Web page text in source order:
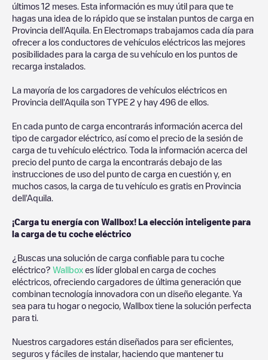
últimos 12 meses. Esta información es muy útil para que te
hagas una idea de lo rápido que se instalan puntos de carga en
Provincia dell'Aquila . En Electromaps trabajamos cada día para
ofrecer a los conductores de vehículos eléctricos las mejores
posibilidades para la carga de su vehículo en los puntos de
recarga instalados.
La mayoría de los cargadores de vehículos eléctricos en
Provincia dell'Aquila son TYPE 2 y hay 496 de ellos.
En cada punto de carga encontrarás información acerca del
tipo de cargador eléctrico, así como el precio de la sesión de
carga de tu vehículo eléctrico. Toda la información acerca del
precio del punto de carga la encontrarás debajo de las
instrucciones de uso del punto de carga en cuestión y, en
muchos casos, la carga de tu vehículo es gratis en Provincia
dell'Aquila
¡Carga tu energía con Wallbox! La elección inteligente para
la carga de tu coche eléctrico
¿Buscas una solución de carga confiable para tu coche
eléctrico? Wallbox es líder global en carga de coches
eléctricos, ofreciendo cargadores de última generación que
combinan tecnología innovadora con un diseño elegante. Ya
sea para tu hogar o negocio, Wallbox tiene la solución perfecta
para ti.
Nuestros cargadores están diseñados para ser eficientes,
seguros y fáciles de instalar, haciendo que mantener tu